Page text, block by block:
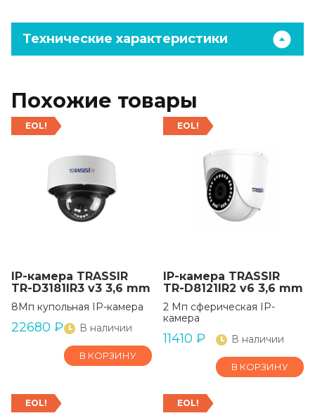
Технические характеристики
Похожие товары
EOL!
IP-камера TRASSIR
TR-D3181IR3 v3 3,6 mm
8Мп купольная IP-камера
22680 ₽ В наличии
В КОРЗИНУ
EOL!
IP-камера TRASSIR
TR-D8121IR2 v6 3,6 mm
2 Мп сферическая IP-
камера
11410 ₽ В наличии
В КОРЗИНУ
EOL! EOL!